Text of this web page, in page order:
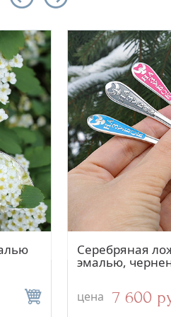
Серебряная
эмалью,
цена 7 600